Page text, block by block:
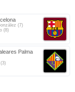
(7)
(8)
Palma